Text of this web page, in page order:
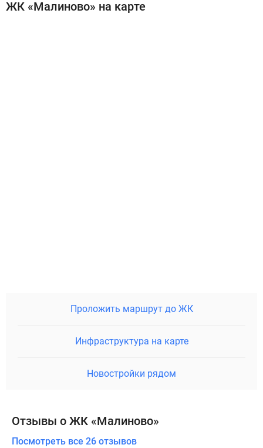
ЖК «Малиново» на карте
Проложить маршрут до ЖК
Инфраструктура на карте
Новостройки рядом
Отзывы о ЖК «Малиново»
Посмотреть все 26 отзывов